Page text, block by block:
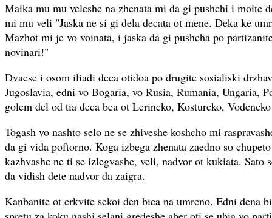
Maika mu mu veleshe na zhenata mi da gi pushchi i moite
mi mu veli "Jaska ne si gi dela decata ot mene. Deka ke
Mazhot mi je vo voinata, i jaska da gi pushcha po
novinari!"
Dvaese i osom iliadi deca otidoa po drugite sosialiski
Jugoslavia, edni vo Bogaria, vo Rusia, Rumania, Ungaria,
golem del od tia deca bea ot Lerincko, Kosturcko,
Togash vo nashto selo ne se zhiveshe koshcho mi
da gi vida poftorno. Koga izbega zhenata zaedno so
kazhvashe ne ti se izlegvashe, veli, nadvor ot kukiata. Sato
da vidish dete nadvor da zaigra.
Kanbanite ot crkvite sekoi den biea na umreno. Edni dena